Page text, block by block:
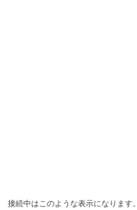
接続中はこのような表示になります。